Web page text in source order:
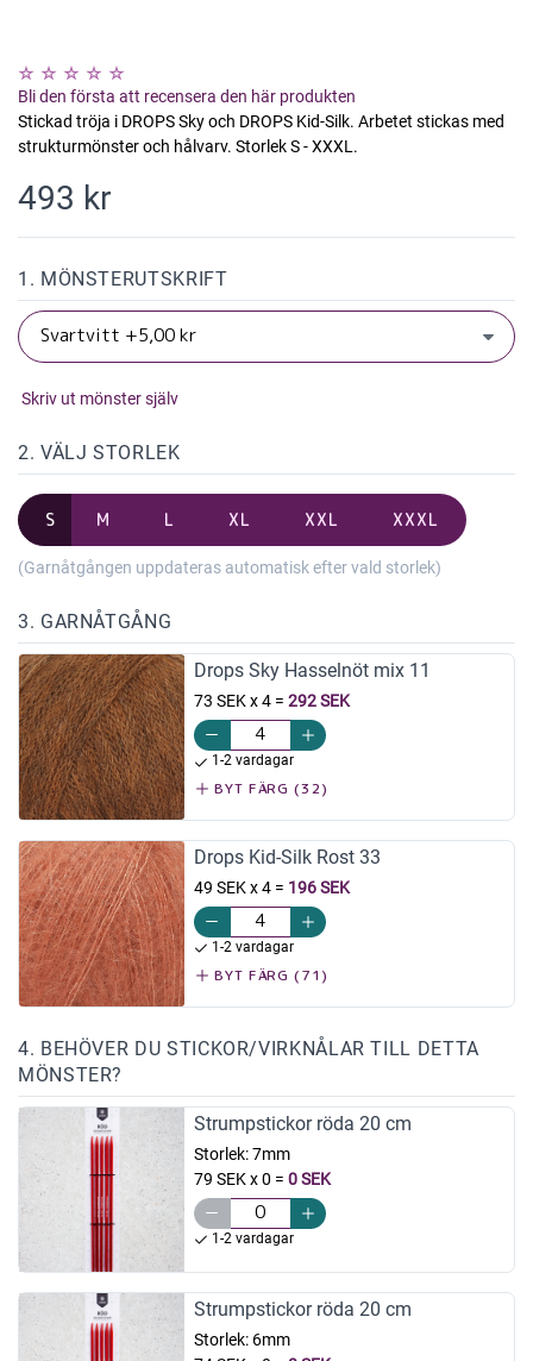
Bli den första att recensera den här produkten
Stickad tröja i DROPS Sky och DROPS Kid-Silk. Arbetet stickas med
strukturmönster och hålvarv. Storlek S - XXXL.
493 kr
1. MÖNSTERUTSKRIFT
Skriv ut mönster själv
2. VÄLJ STORLEK
S M L XL XXL XXXL
(Garnåtgången uppdateras automatisk efter vald storlek)
3. GARNÅTGÅNG
Drops Sky Hasselnöt mix 11
73 SEK x 4= 292 SEK
1-2 vardagar
BYT FÄRG (32)
Drops Kid-Silk Rost 33
49 SEK x 4= 196 SEK
1-2 vardagar
BYT FÄRG (71)
4. BEHÖVER DU STICKOR/VIRKNÅLAR TILL DETTA
MÖNSTER?
Strumpstickor röda 20 cm
Storlek:7mm
79 SEK x 0 = 0 SEK
1-2 vardagar
Strumpstickor röda 20 cm
Storlek: 6mm